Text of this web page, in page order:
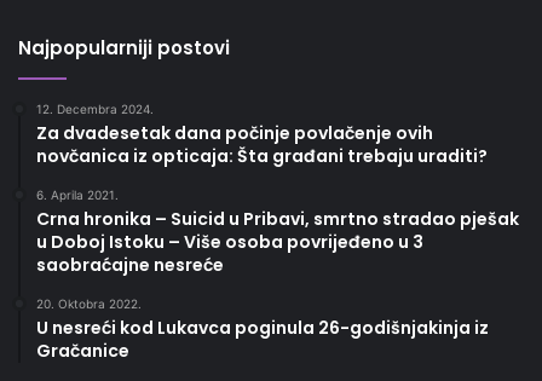
Najpopularniji postovi
12. Decembra 2024.
Za dvadesetak dana počinje povlačenje ovih
novčanica iz opticaja: Šta građani trebaju uraditi?
6. Aprila 2021.
Crna hronika – Suicid u Pribavi, smrtno stradao pješak
u Doboj Istoku – Više osoba povrijeđeno u 3
saobraćajne nesreće
20. Oktobra 2022.
U nesreći kod Lukavca poginula 26-godišnjakinja iz
Gračanice